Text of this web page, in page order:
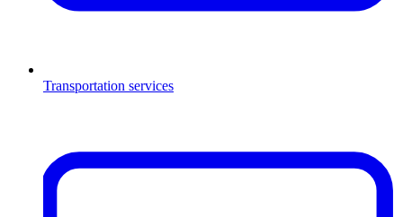
Transportation services